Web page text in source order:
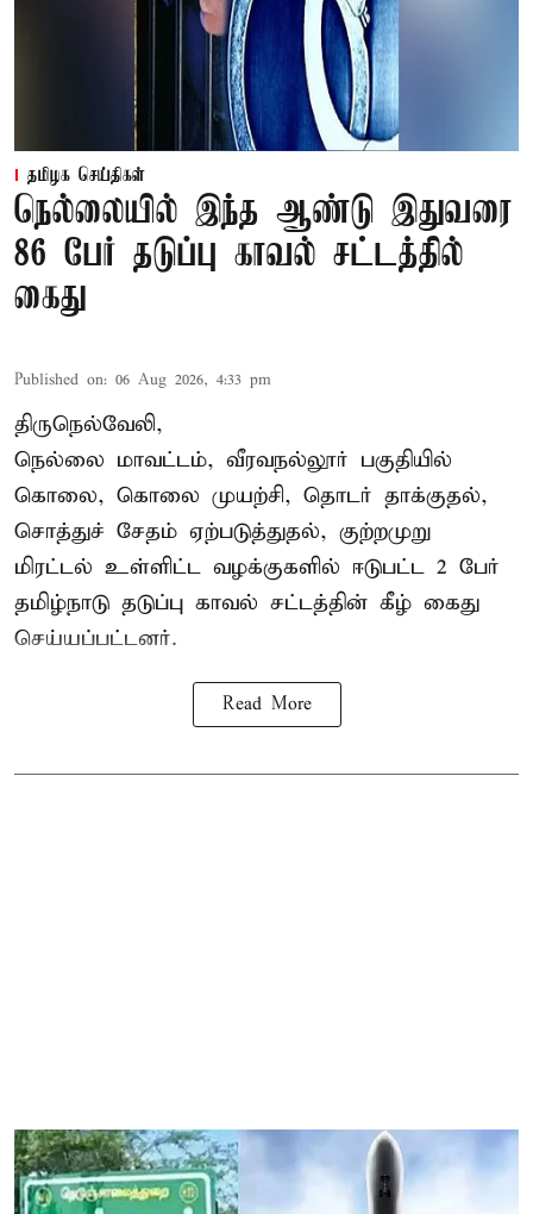
தமிழக செய்திகள்
நெல்லையில் இந்த ஆண்டு இதுவரை
86 பேர் தடுப்பு காவல் சட்டத்தில்
கைது
Published on: 06 Aug 2026, 4:33 pm
திருநெல்வேலி,
நெல்லை மாவட்டம், வீரவநல்லூர் பகுதியில்
கொலை, கொலை முயற்சி, தொடர் தாக்குதல்,
சொத்துச் சேதம் ஏற்படுத்துதல், குற்றமுறு
மிரட்டல் உள்ளிட்ட வழக்குகளில் ஈடுபட்ட 2 பேர்
தமிழ்நாடு தடுப்பு காவல் சட்டத்தின் கீழ் கைது
செய்யப்பட்டனர்.
Read More